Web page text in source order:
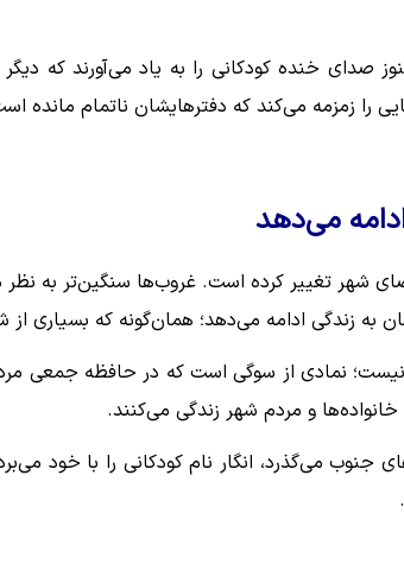
صدای خنده کودکانی را به یاد می‌آورند که
را زمزمه می‌کند که دفترهایشان ناتمام مانده
می‌دهد
شهر تغییر کرده است. غروب‌ها سنگین‌تر به
زندگی ادامه می‌دهد؛ همان‌گونه که بسیاری از
نمادی از سوگی است که در حافظه جمعی مردم
و مردم شهر زندگی می‌کنند.
جنوب می‌گذرد، انگار نام کودکانی را با خود